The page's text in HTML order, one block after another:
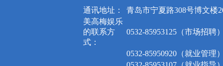
通讯地址：
青岛市宁夏路308号博文楼
美高梅娱乐
的联系方
式：
0532-85953125（市场招聘
0532-85950920（就业管理